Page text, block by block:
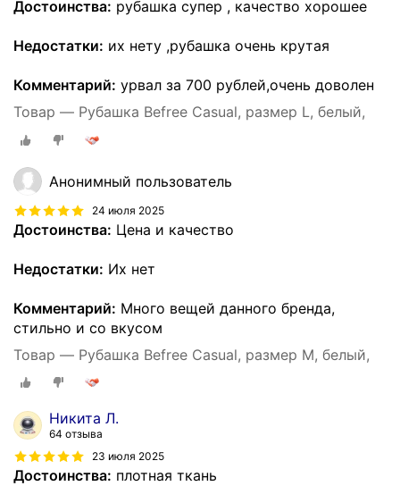
Достоинства: рубашка супер , качество хорошее
Недостатки: их нету ,рубашка очень крутая
Комментарий: урвал за 700 рублей,очень доволен
Товар — Рубашка Befree Casual, размер L, белый,
Анонимный пользователь
24 июля 2025
Достоинства: Цена и качество
Недостатки: Их нет
Комментарий: Много вещей данного бренда,
стильно и со вкусом
Товар — Рубашка Befree Casual, размер M, белый,
Никита Л.
64 отзыва
23 июля 2025
Достоинства: плотная ткань